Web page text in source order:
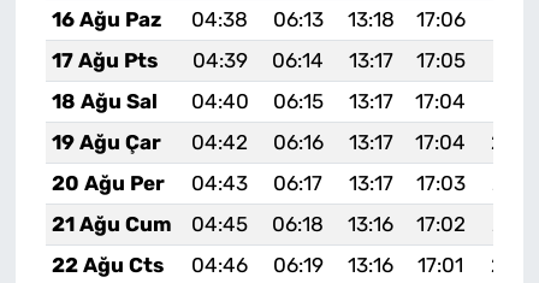
16 Ağu Paz
04:38 06:13 13:18 17:06
17 Ağu Pts
04:39 06:14 13:17 17:05
18 Ağu Sal
04:40 06:15 13:17 17:04
19 Ağu Çar
04:42 06:16 13:17 17:04
20 Ağu Per
04:43 06:17 13:17 17:03
21 Ağu Cum
04:45 06:18 13:16 17:02
22 Ağu Cts
04:46 06:19 13:16 17:01